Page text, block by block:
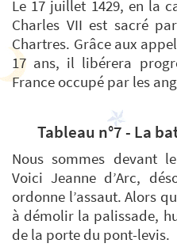
Le 17 juillet 1429, en la
Charles VII est sacré
Chartres. Grâce aux
17 ans, il libérera
France occupé par les
Tableau n°7 - La
Nous sommes devant
Voici Jeanne d’Arc,
ordonne l’assaut. Alors
à démolir la palissade,
de la porte du pont-levis.